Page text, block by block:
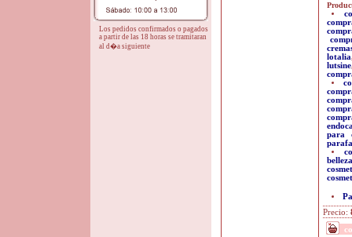
Los pedidos confirmados o pagados
a partir de las 18 horas se tramitaran
al d�a siguiente
lotalia
lutsine
para
belleza
Precio: